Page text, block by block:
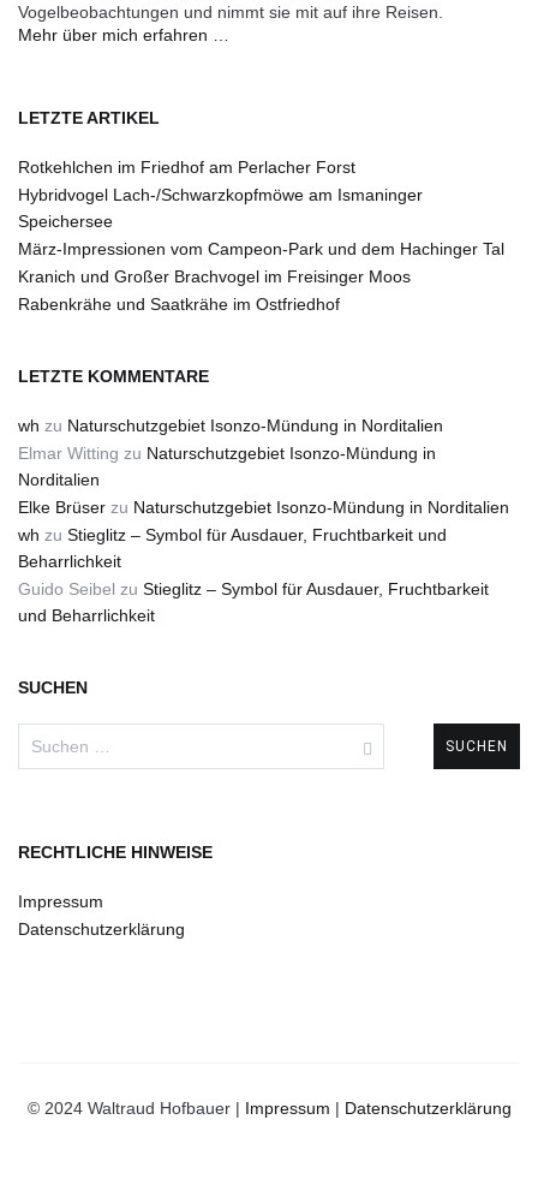
Vogelbeobachtungen und nimmt sie mit auf ihre Reisen.
Mehr über mich erfahren …
LETZTE ARTIKEL
Rotkehlchen im Friedhof am Perlacher Forst
Hybridvogel Lach-/Schwarzkopfmöwe am Ismaninger
Speichersee
März-Impressionen vom Campeon-Park und dem Hachinger Tal
Kranich und Großer Brachvogel im Freisinger Moos
Rabenkrähe und Saatkrähe im Ostfriedhof
LETZTE KOMMENTARE
wh zu Naturschutzgebiet Isonzo-Mündung in Norditalien
Elmar Witting zu Naturschutzgebiet Isonzo-Mündung in
Norditalien
Elke Brüser zu Naturschutzgebiet Isonzo-Mündung in Norditalien
wh zu Stieglitz – Symbol für Ausdauer, Fruchtbarkeit und
Beharrlichkeit
Guido Seibel zu Stieglitz – Symbol für Ausdauer, Fruchtbarkeit
und Beharrlichkeit
SUCHEN
RECHTLICHE HINWEISE
Impressum
Datenschutzerklärung
© 2024 Waltraud Hofbauer | Impressum | Datenschutzerklärung